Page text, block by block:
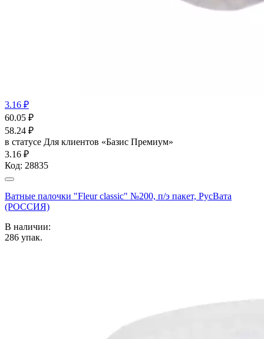
3.16 ₽
60.05 ₽
58.24 ₽
в статусе Для клиентов «Базис Премиум»
3.16 ₽
Код: 28835
Ватные палочки "Fleur classic" №200, п/э пакет, РусВата
(РОССИЯ)
В наличии:
286 упак.